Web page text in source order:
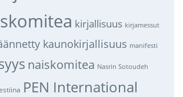
kirjallisuus kirjamessut
kaunokirjallisuus manifesti
naiskomitea Nasrin Sotoudeh
PEN International